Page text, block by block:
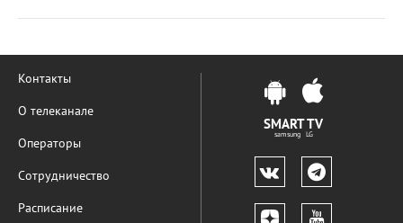
Контакты
О телеканале
Операторы
Сотрудничество
Расписание
SMART TV
samsung LG